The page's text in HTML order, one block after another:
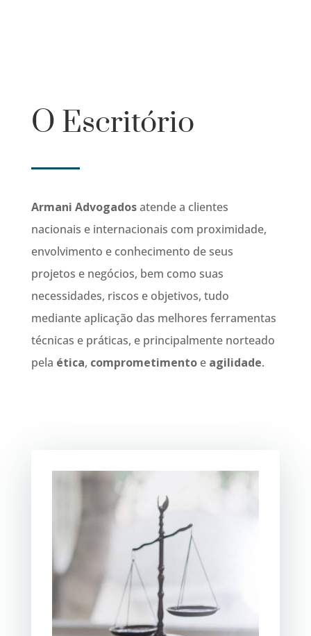
O Escritório
Armani Advogadosatende a clientes
nacionais e internacionais com proximidade,
envolvimento e conhecimento de seus
projetos e negócios, bem como suas
necessidades, riscos e objetivos, tudo
mediante aplicação das melhores ferramentas
técnicas e práticas, e principalmente norteado
pela ética, comprometimentoe agilidade.